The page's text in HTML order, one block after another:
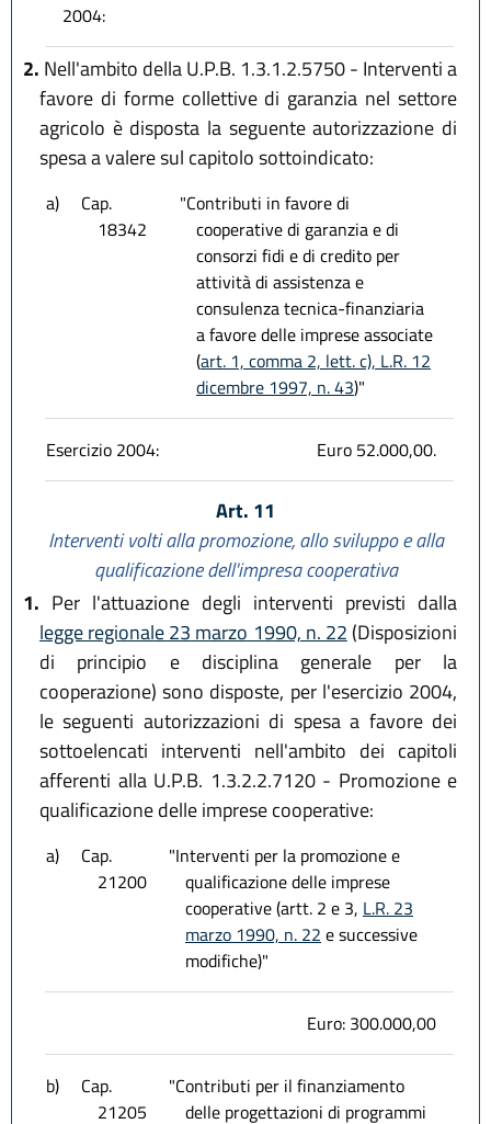
2004:
2. Nell'ambito della U.P.B. 1.3.1.2.5750 - Interventi a
favore di forme collettive di garanzia nel settore
agricolo è disposta la seguente autorizzazione di
spesa a valere sul capitolo sottoindicato:
a)
Cap.
18342
"Contributi in favore di
cooperative di garanzia e di
consorzi fidi e di credito per
attività di assistenza e
consulenza tecnica-finanziaria
a favore delle imprese associate
(art. 1, comma 2, lett. c), L.R. 12
dicembre 1997, n. 43)"
Esercizio 2004: Euro 52.000,00.
Art. 11
Interventi volti alla promozione, allo sviluppo e alla
qualificazione dell'impresa cooperativa
1. Per l'attuazione degli interventi previsti dalla
legge regionale 23 marzo 1990, n. 22 (Disposizioni
di principio e disciplina generale per la
cooperazione) sono disposte, per l'esercizio 2004,
le seguenti autorizzazioni di spesa a favore dei
sottoelencati interventi nell'ambito dei capitoli
afferenti alla U.P.B. 1.3.2.2.7120 - Promozione e
qualificazione delle imprese cooperative:
a)
Cap.
21200
"Interventi per la promozione e
qualificazione delle imprese
cooperative (artt. 2 e 3, L.R. 23
marzo 1990, n. 22 e successive
modifiche)"
Euro: 300.000,00
b)
Cap.
21205
"Contributi per il finanziamento
delle progettazioni di programmi